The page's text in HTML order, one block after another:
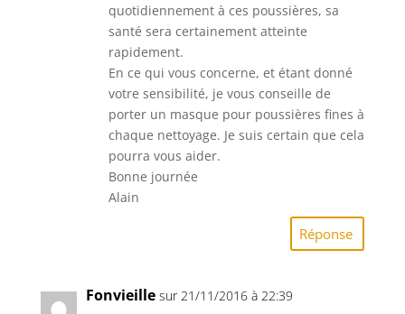
quotidiennement à ces poussières, sa
santé sera certainement atteinte
rapidement.
En ce qui vous concerne, et étant donné
votre sensibilité, je vous conseille de
porter un masque pour poussières fines à
chaque nettoyage. Je suis certain que cela
pourra vous aider.
Bonne journée
Alain
Réponse
Fonvieille sur 21/11/2016 à 22:39